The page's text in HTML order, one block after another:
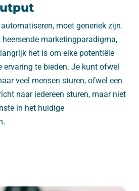
moet generiek zijn.
marketingparadigma,
het is om elke potentiële
ervaring te bieden. Je kunt ofwel
veel mensen sturen, ofwel een
naar iedereen sturen, maar niet
in het huidige